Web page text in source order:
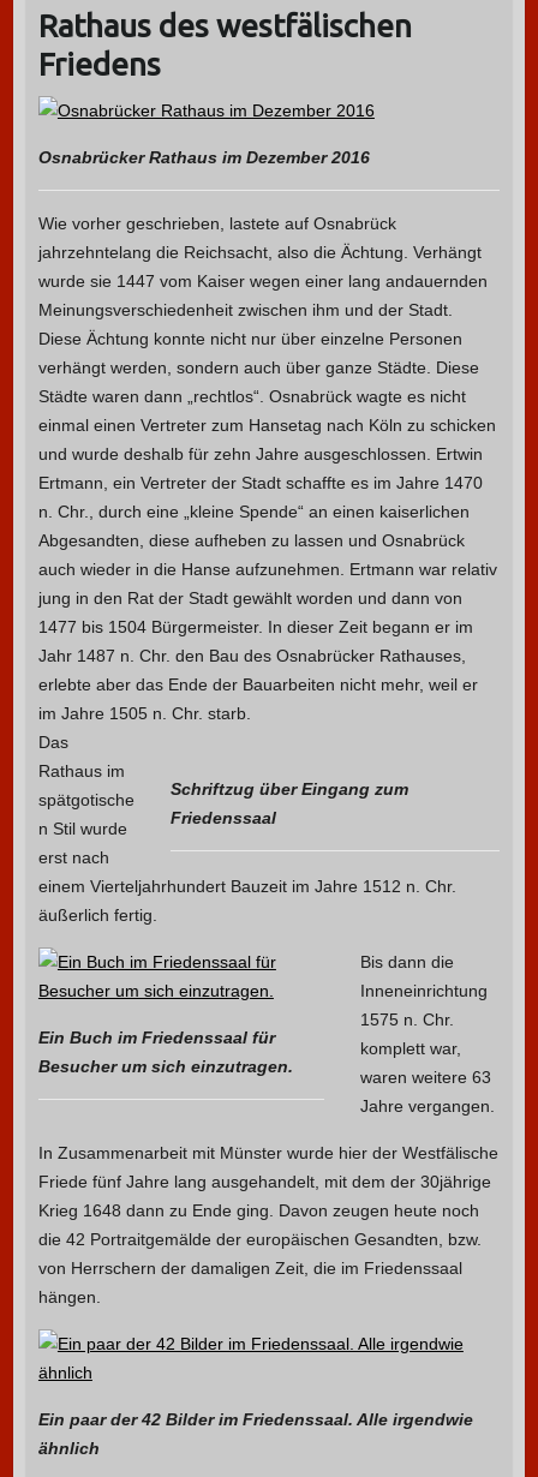
Rathaus des westfälischen
Friedens
Osnabrücker Rathaus im Dezember 2016
Wie vorher geschrieben, lastete auf Osnabrück
jahrzehntelang die Reichsacht, also die Ächtung. Verhängt
wurde sie 1447 vom Kaiser wegen einer lang andauernden
Meinungsverschiedenheit zwischen ihm und der Stadt.
Diese Ächtung konnte nicht nur über einzelne Personen
verhängt werden, sondern auch über ganze Städte. Diese
Städte waren dann „rechtlos“. Osnabrück wagte es nicht
einmal einen Vertreter zum Hansetag nach Köln zu schicken
und wurde deshalb für zehn Jahre ausgeschlossen. Ertwin
Ertmann, ein Vertreter der Stadt schaffte es im Jahre 1470
n. Chr., durch eine „kleine Spende“ an einen kaiserlichen
Abgesandten, diese aufheben zu lassen und Osnabrück
auch wieder in die Hanse aufzunehmen. Ertmann war relativ
jung in den Rat der Stadt gewählt worden und dann von
1477 bis 1504 Bürgermeister. In dieser Zeit begann er im
Jahr 1487 n. Chr. den Bau des Osnabrücker Rathauses,
erlebte aber das Ende der Bauarbeiten nicht mehr, weil er
im Jahre 1505 n. Chr. starb.
Schriftzug über Eingang zum
Friedenssaal
Das
Rathaus im
spätgotische
n Stil wurde
erst nach
einem Vierteljahrhundert Bauzeit im Jahre 1512 n. Chr.
äußerlich fertig.
Ein Buch im Friedenssaal für
Besucher um sich einzutragen.
Bis dann die
Inneneinrichtung
1575 n. Chr.
komplett war,
waren weitere 63
Jahre vergangen.
In Zusammenarbeit mit Münster wurde hier der Westfälische
Friede fünf Jahre lang ausgehandelt, mit dem der 30jährige
Krieg 1648 dann zu Ende ging. Davon zeugen heute noch
die 42 Portraitgemälde der europäischen Gesandten, bzw.
von Herrschern der damaligen Zeit, die im Friedenssaal
hängen.
Ein paar der 42 Bilder im Friedenssaal. Alle irgendwie
ähnlich